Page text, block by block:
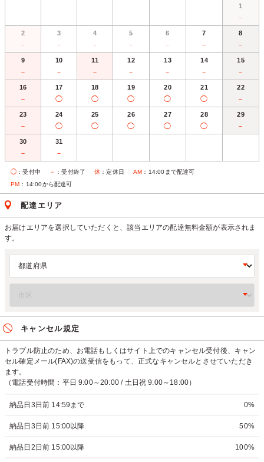
1
－
2
－
3
－
4
－
5
－
6
－
7
－
8
－
9
－
10
－
11
－
12
－
13
－
14
－
15
－
16
－
17
◯
18
◯
19
◯
20
◯
21
◯
22
－
23
－
24
◯
25
◯
26
◯
27
◯
28
◯
29
－
30
－
31
－
◯ ：受付中 － ：受付終了 休 ：定休日 AM ：14:00まで配達可
PM ：14:00から配達可
配達エリア
お届けエリアを選択していただくと、該当エリアの配達無料金額が表示されま
す。
キャンセル規定
トラブル防止のため、お電話もしくはサイト上でのキャンセル受付後、キャン
セル確定メール(FAX)の送受信をもって、正式なキャンセルとさせていただき
ます。
（電話受付時間：平日 9:00～20:00 / 土日祝 9:00～18:00）
納品日3日前 14:59まで 0%
納品日3日前 15:00以降 50%
納品日2日前 15:00以降 100%